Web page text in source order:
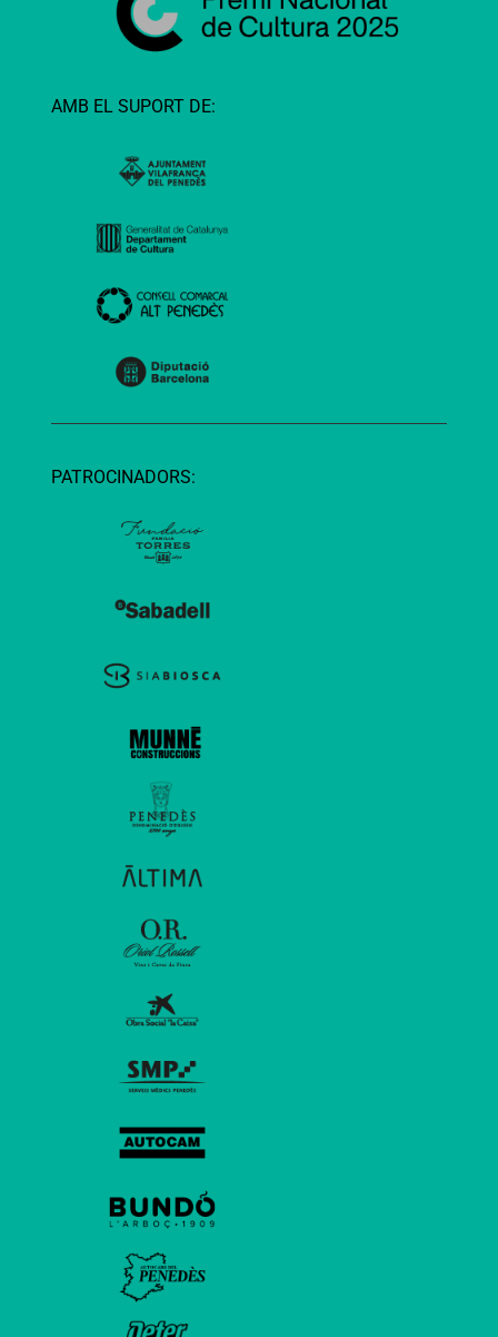
AMB EL SUPORT DE:
PATROCINADORS: